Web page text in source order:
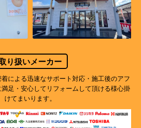
り扱いメーカー
による迅速なサポート対応・施工後のアフ
足・安心してリフォームして頂ける様心掛
けてまいります。